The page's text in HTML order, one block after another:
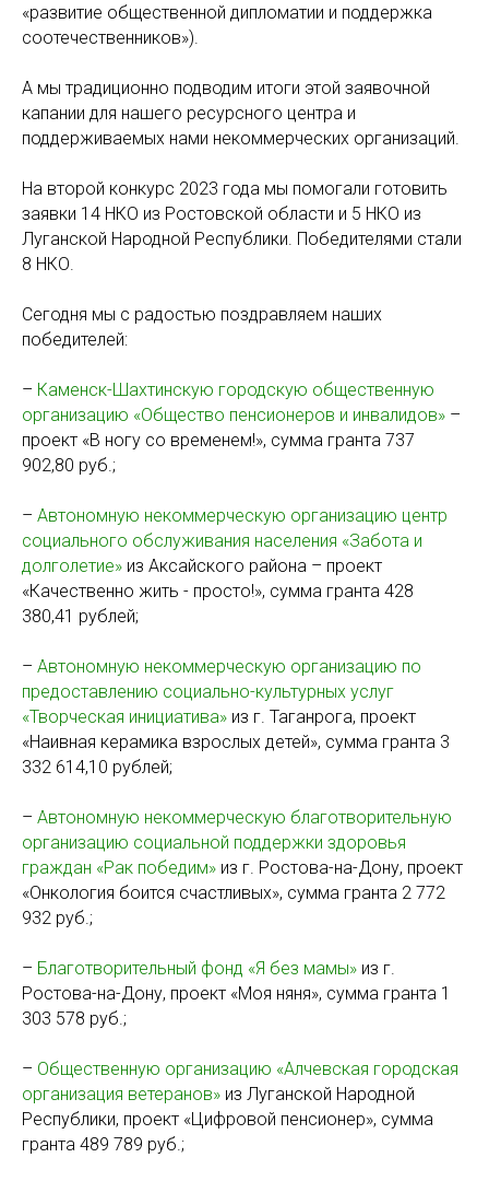
«развитие общественной дипломатии и поддержка
соотечественников»).
А мы традиционно подводим итоги этой заявочной
капании для нашего ресурсного центра и
поддерживаемых нами некоммерческих организаций.
На второй конкурс 2023 года мы помогали готовить
заявки 14 НКО из Ростовской области и 5 НКО из
Луганской Народной Республики. Победителями стали
8 НКО.
Сегодня мы с радостью поздравляем наших
победителей:
– Каменск-Шахтинскую городскую общественную
организацию «Общество пенсионеров и инвалидов» –
проект «В ногу со временем!», сумма гранта 737
902,80 руб.;
– Автономную некоммерческую организацию центр
социального обслуживания населения «Забота и
долголетие» из Аксайского района – проект
«Качественно жить - просто!», сумма гранта 428
380,41 рублей;
– Автономную некоммерческую организацию по
предоставлению социально-культурных услуг
«Творческая инициатива» из г. Таганрога, проект
«Наивная керамика взрослых детей», сумма гранта 3
332 614,10 рублей;
– Автономную некоммерческую благотворительную
организацию социальной поддержки здоровья
граждан «Рак победим» из г. Ростова-на-Дону, проект
«Онкология боится счастливых», сумма гранта 2 772
932 руб.;
– Благотворительный фонд «Я без мамы» из г.
Ростова-на-Дону, проект «Моя няня», сумма гранта 1
303 578 руб.;
– Общественную организацию «Алчевская городская
организация ветеранов» из Луганской Народной
Республики, проект «Цифровой пенсионер», сумма
гранта 489 789 руб.;